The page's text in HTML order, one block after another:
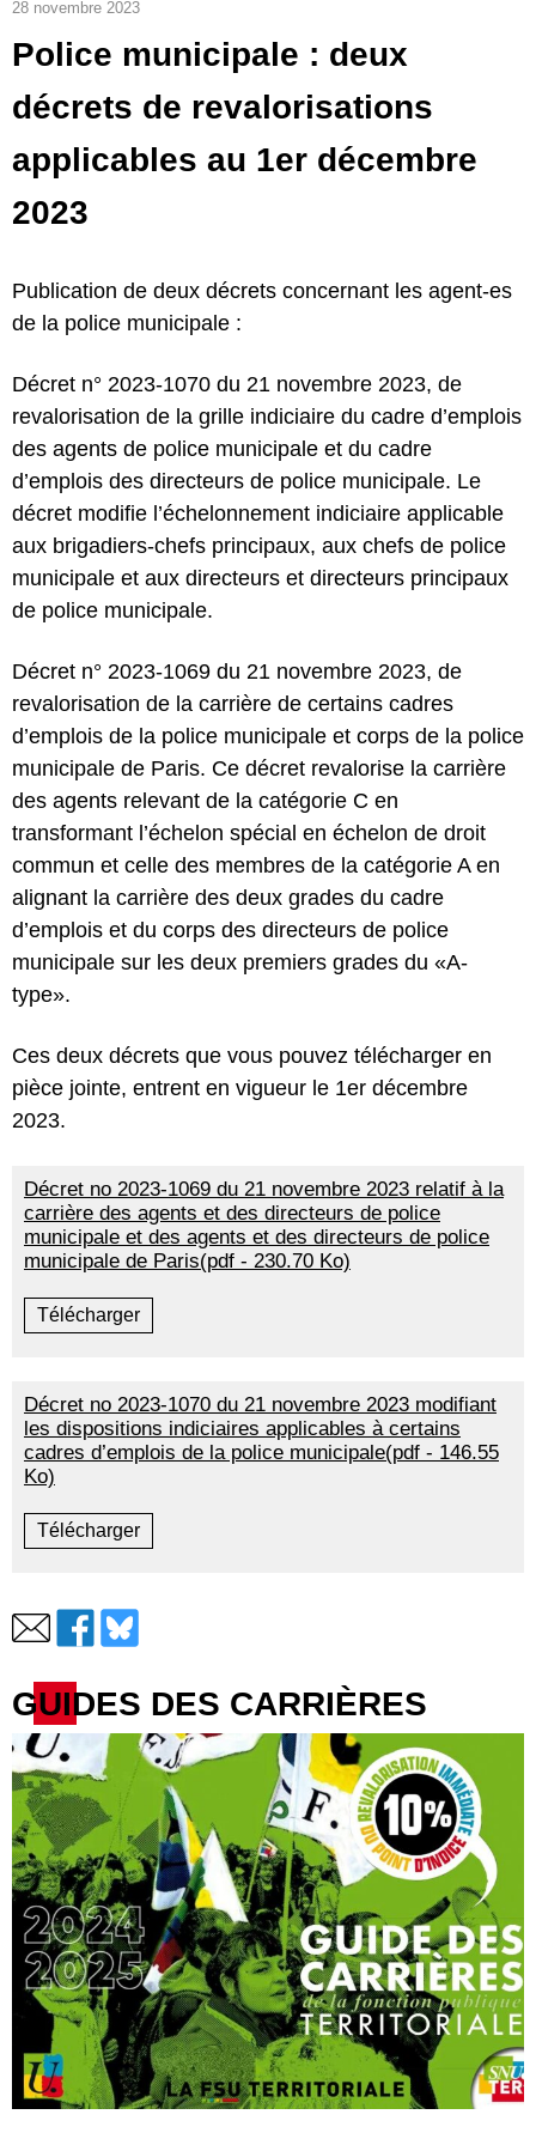
28 novembre 2023
Police municipale : deux
décrets de revalorisations
applicables au 1er décembre
2023
Publication de deux décrets concernant les agent-es
de la police municipale :
Décret n° 2023-1070 du 21 novembre 2023, de
revalorisation de la grille indiciaire du cadre d’emplois
des agents de police municipale et du cadre
d’emplois des directeurs de police municipale. Le
décret modifie l’échelonnement indiciaire applicable
aux brigadiers-chefs principaux, aux chefs de police
municipale et aux directeurs et directeurs principaux
de police municipale.
Décret n° 2023-1069 du 21 novembre 2023, de
revalorisation de la carrière de certains cadres
d’emplois de la police municipale et corps de la police
municipale de Paris. Ce décret revalorise la carrière
des agents relevant de la catégorie C en
transformant l’échelon spécial en échelon de droit
commun et celle des membres de la catégorie A en
alignant la carrière des deux grades du cadre
d’emplois et du corps des directeurs de police
municipale sur les deux premiers grades du «A-
type».
Ces deux décrets que vous pouvez télécharger en
pièce jointe, entrent en vigueur le 1er décembre
2023.
Décret no 2023-1069 du 21 novembre 2023 relatif à la
carrière des agents et des directeurs de police
municipale et des agents et des directeurs de police
municipale de Paris(pdf - 230.70 Ko)
Télécharger
Décret no 2023-1070 du 21 novembre 2023 modifiant
les dispositions indiciaires applicables à certains
cadres d’emplois de la police municipale(pdf - 146.55
Ko)
Télécharger
GUIDES DES CARRIÈRES